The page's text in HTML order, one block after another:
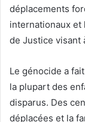
déplacements
internationaux et
de Justice visant
Le génocide a
la plupart des
disparus. Des
déplacées et la